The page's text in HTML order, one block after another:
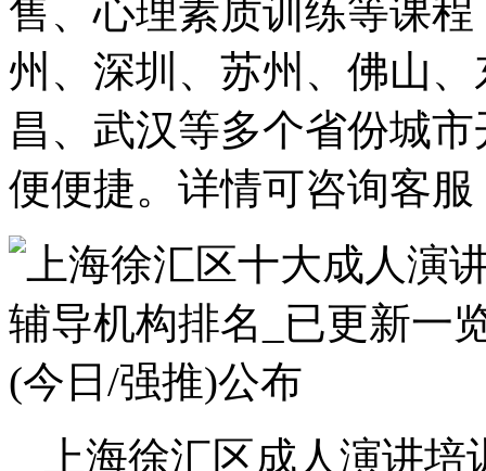
售、心理素质训练等课
州、深圳、苏州、佛山
昌、武汉等多个省份城
便便捷。详情可咨询客
上海徐汇区成人演讲